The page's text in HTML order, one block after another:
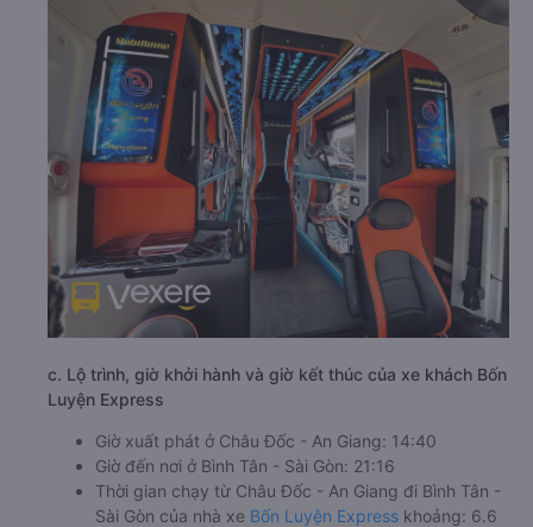
c. Lộ trình, giờ khởi hành và giờ kết thúc của xe khách Bốn
Luyện Express
Giờ xuất phát ở Châu Đốc - An Giang: 14:40
Giờ đến nơi ở Bình Tân - Sài Gòn: 21:16
Thời gian chạy từ Châu Đốc - An Giang đi Bình Tân -
Sài Gòn của nhà xe Bốn Luyện Express khoảng: 6.6